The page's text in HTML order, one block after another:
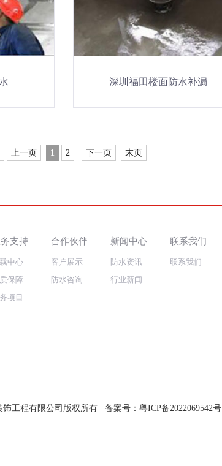
深圳福田楼面防水补漏
上一页 1 2 下一页 末页
支持
中心
保障
项目
合作伙伴
客户展示
防水咨询
新闻中心
防水资讯
行业新闻
联系我们
联系我们
饰工程有限公司版权所有 备案号：粤ICP备2022069542号